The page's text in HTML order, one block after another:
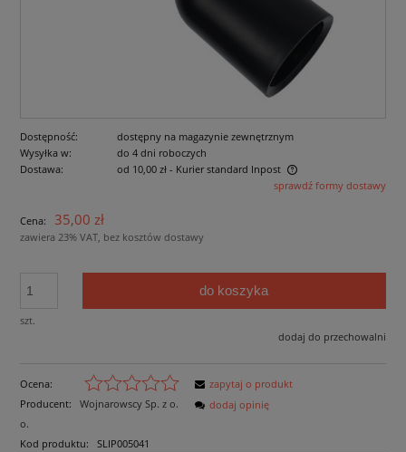
Dostępność:
dostępny na magazynie zewnętrznym
Wysyłka w:
do 4 dni roboczych
Dostawa:
od 10,00 zł - Kurier standard Inpost
Cena nie zawiera ewentualnych kosztów płatnościsprawdź formy dostawy
Cena: 35,00 zł
zawiera 23% VAT, bez kosztów dostawy
szt.
do koszyka
dodaj do przechowalni
Ocena:
Producent:
Wojnarowscy Sp. z o.
o.
Kod produktu:
SLIP005041
zapytaj o produkt
dodaj opinię